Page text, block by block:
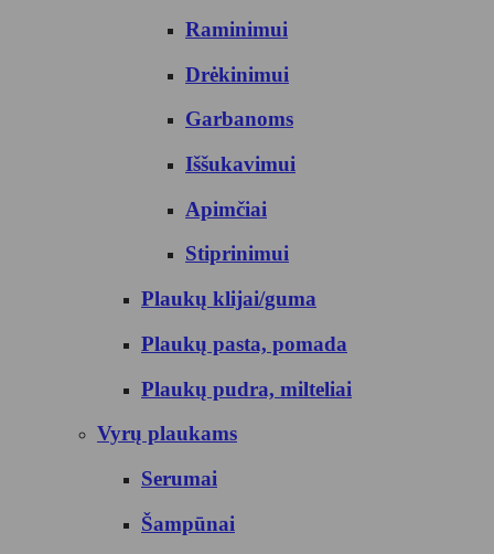
Raminimui
Drėkinimui
Garbanoms
Iššukavimui
Apimčiai
Stiprinimui
Plaukų klijai/guma
Plaukų pasta, pomada
Plaukų pudra, milteliai
Vyrų plaukams
Serumai
Šampūnai